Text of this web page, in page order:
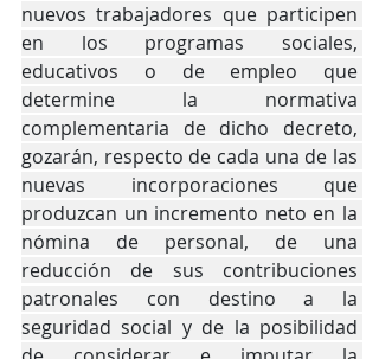
nuevos trabajadores que participen
en los programas sociales,
educativos o de empleo que
determine la normativa
complementaria de dicho decreto,
gozarán, respecto de cada una de las
nuevas incorporaciones que
produzcan un incremento neto en la
nómina de personal, de una
reducción de sus contribuciones
patronales con destino a la
seguridad social y de la posibilidad